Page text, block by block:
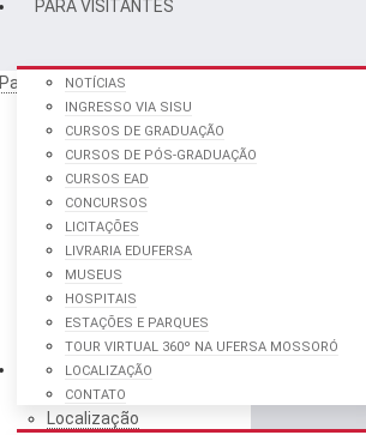
PARA VISITANTES
NOTÍCIAS
INGRESSO VIA SISU
CURSOS DE GRADUAÇÃO
CURSOS DE PÓS-GRADUAÇÃO
CURSOS EAD
CONCURSOS
LICITAÇÕES
LIVRARIA EDUFERSA
MUSEUS
HOSPITAIS
ESTAÇÕES E PARQUES
TOUR VIRTUAL 360º NA UFERSA MOSSORÓ
LOCALIZAÇÃO
CONTATO
PARA ALUNOS
Para Visitantes
Notícias
Ingresso via SISU
Cursos de Graduação
Cursos de Pós-Graduação
Cursos EAD
Concursos
Licitações
Livraria Edufersa
Museus
Hospitais
Estações e Parques
Tour Virtual 360º na
Ufersa Mossoró
Localização